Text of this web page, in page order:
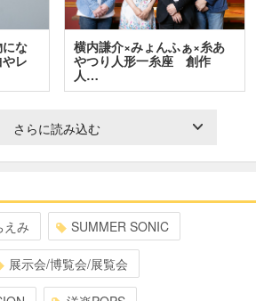
な
レ
横内謙介×みょんふぁ×糸あ
やつり人形一糸座 創作
人…
さらに読み込む
えみ SUMMER SONIC
展示会/博覧会/展覧会